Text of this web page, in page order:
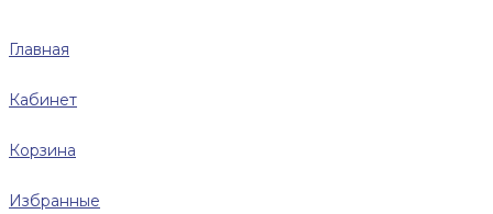
Главная
Кабинет
Корзина
Избранные